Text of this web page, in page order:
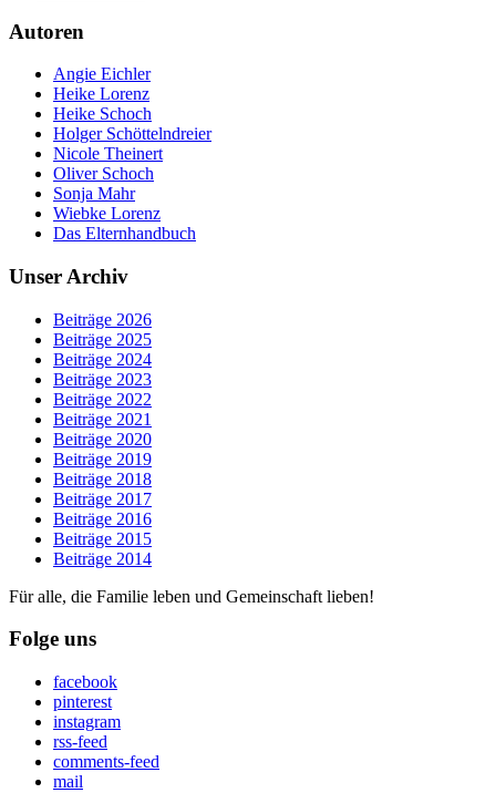
Autoren
Angie Eichler
Heike Lorenz
Heike Schoch
Holger Schöttelndreier
Nicole Theinert
Oliver Schoch
Sonja Mahr
Wiebke Lorenz
Das Elternhandbuch
Unser Archiv
Beiträge 2026
Beiträge 2025
Beiträge 2024
Beiträge 2023
Beiträge 2022
Beiträge 2021
Beiträge 2020
Beiträge 2019
Beiträge 2018
Beiträge 2017
Beiträge 2016
Beiträge 2015
Beiträge 2014
Für alle, die Familie leben und Gemeinschaft lieben!
Folge uns
facebook
pinterest
instagram
rss-feed
comments-feed
mail